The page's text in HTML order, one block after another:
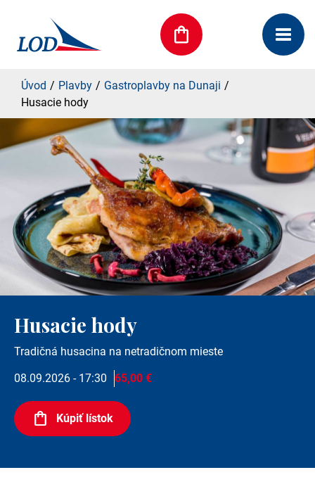
Úvod Plavby
Gastroplavby na Dunaji
Husacie hody
Husacie hody
Tradičná husacina na netradičnom mieste
08.09.2026 - 17:30
65,00 €
Kúpiť lístok